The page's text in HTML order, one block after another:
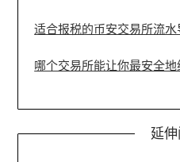
适合报税的币安交易所流水
哪个交易所能让你最安全
延